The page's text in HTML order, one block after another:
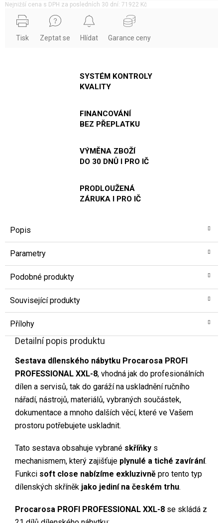
Nejnižší cena s DPH za posledních 30 dní: 71922 Kč
Tisk Zeptat se Hlídat Garance ceny
SYSTÉM KONTROLY
KVALITY
FINANCOVÁNÍ
BEZ PŘEPLATKU
VÝMĚNA ZBOŽÍ
DO 30 DNŮ I PRO IČ
PRODLOUŽENÁ
ZÁRUKA I PRO IČ
Popis
Parametry
Podobné produkty
Související produkty
Přílohy
Detailní popis produktu
Sestava dílenského nábytku Procarosa PROFI
PROFESSIONAL XXL-8, vhodná jak do profesionálních
dílen a servisů, tak do garáží na uskladnění ručního
nářadí, nástrojů, materiálů, vybraných součástek,
dokumentace a mnoho dalších věcí, které ve Vašem
prostoru potřebujete uskladnit.
Tato sestava obsahuje vybrané skříňky s
mechanismem, který zajišťuje plynulé a tiché zavírání.
Funkci soft close nabízíme exkluzivně pro tento typ
dílenských skříněk jako jediní na českém trhu.
Procarosa PROFI PROFESSIONAL XXL-8 se skládá z